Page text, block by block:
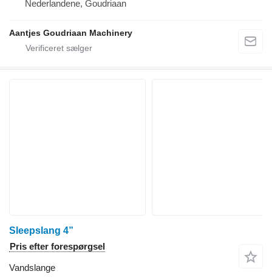
Nederlandene, Goudriaan
Aantjes Goudriaan Machinery
Sleepslang 4”
Pris efter forespørgsel
Vandslange